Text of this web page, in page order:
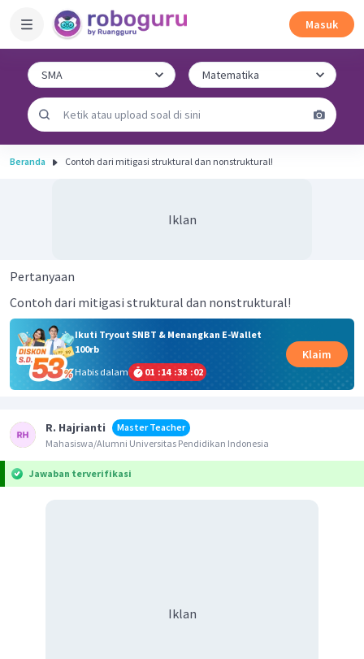
Masuk
Beranda Contoh dari mitigasi struktural dan nonstruktural!
Iklan
Pertanyaan
Contoh dari mitigasi struktural dan nonstruktural!
Ikuti Tryout SNBT & Menangkan E-Wallet
100rb
Habis dalam
01 :14 :38 :01
Klaim
R. Hajrianti
Master Teacher
Mahasiswa/Alumni Universitas Pendidikan Indonesia
Jawaban terverifikasi
Iklan